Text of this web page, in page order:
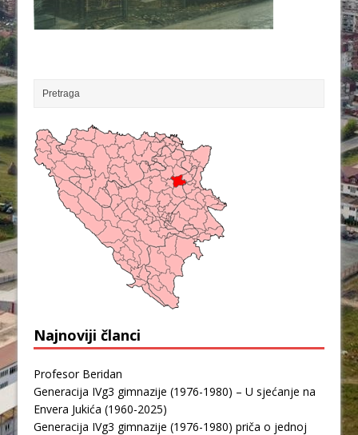
Najnoviji članci
Profesor Beridan
Generacija IVg3 gimnazije (1976-1980) – U sjećanje na
Envera Jukića (1960-2025)
Generacija IVg3 gimnazije (1976-1980) priča o jednoj